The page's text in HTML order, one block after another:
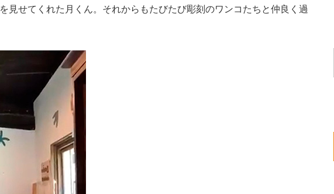
を見せてくれた月くん。それからもたびたび彫刻のワンコたちと仲良く過